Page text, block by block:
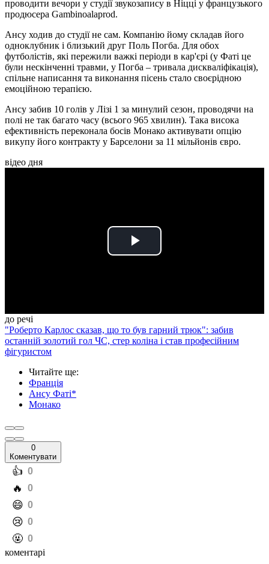
проводити вечори у студії звукозапису в Ніцці у французького
продюсера Gambinoalaprod.
Ансу ходив до студії не сам. Компанію йому складав його
одноклубник і близький друг Поль Погба. Для обох
футболістів, які пережили важкі періоди в кар'єрі (у Фаті це
були нескінченні травми, у Погба – тривала дискваліфікація),
спільне написання та виконання пісень стало своєрідною
емоційною терапією.
Ансу забив 10 голів у Лізі 1 за минулий сезон, проводячи на
полі не так багато часу (всього 965 хвилин). Така висока
ефективність переконала босів Монако активувати опцію
викупу його контракту у Барселони за 11 мільйонів євро.
відео дня
Play
до речі
"Роберто Карлос сказав, що то був гарний трюк": забив
останній золотий гол ЧС, стер коліна і став професійним
фігуристом
Читайте ще:
Франція
Ансу Фаті*
Монако
0
Коментувати
️👍 0
️🔥 0
️😄 0
️😢 0
️🤬 0
коментарі